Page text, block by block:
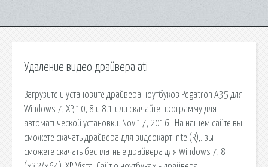
Удаление видео драйвера ati
Загрузите и установите драйвера ноутбуков Pegatron A35 для
Windows 7, XP, 10, 8 и 8.1 или скачайте программу для
автоматической установки. Nov 17, 2016 · На нашем сайте вы
сможете скачать драйвера для видеокарт Intel(R),. вы
сможете скачать бесплатные драйвера для Windows 7, 8